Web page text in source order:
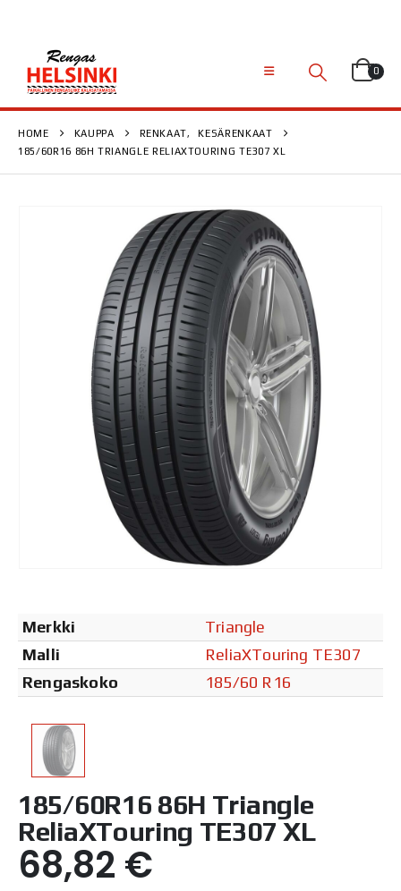
0
HOME KAUPPA RENKAAT,
KESÄRENKAAT
185/60R16 86H TRIANGLE RELIAXTOURING TE307 XL
Merkki
Triangle
Malli
ReliaXTouring TE307
Rengaskoko
185/60 R16
185/60R16 86H Triangle
ReliaXTouring TE307 XL
68,82 €